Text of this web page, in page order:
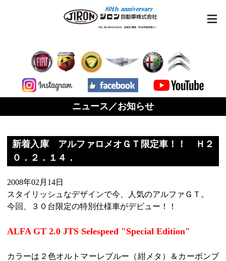
ニュース／お知らせ
新着入庫 アルファロメオＧＴ限定車！！ Ｈ２
０．２．１４．
2008年02月14日
スタイリッシュなデザインで今、人気のアルファＧＴ。
今回、３０台限定の特別仕様車がデビュー！！
ALFA GT 2.0 JTS Selespeed "Special Edition"
カラーは２色オルトマーレブルー（紺メタ）＆カーボンブ